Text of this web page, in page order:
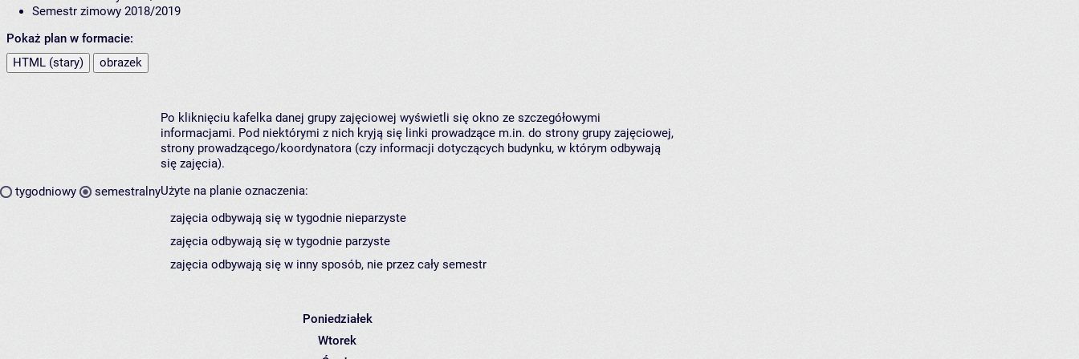
Semestr zimowy 2018/2019
Pokaż plan w formacie:
HTML (stary)
obrazek
tygodniowy semestralny
Po kliknięciu kafelka danej grupy zajęciowej wyświetli się okno ze szczegółowymi
informacjami. Pod niektórymi z nich kryją się linki prowadzące m.in. do strony grupy zajęciowej,
strony prowadzącego/koordynatora (czy informacji dotyczących budynku, w którym odbywają
się zajęcia).
Użyte na planie oznaczenia:
zajęcia odbywają się w tygodnie nieparzyste
zajęcia odbywają się w tygodnie parzyste
zajęcia odbywają się w inny sposób, nie przez cały semestr
Poniedziałek
Wtorek